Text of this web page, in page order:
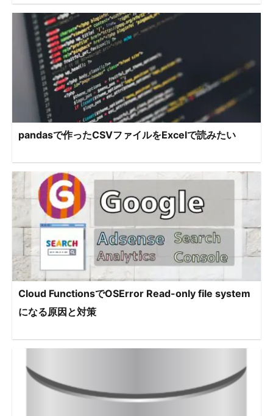
pandasで作ったCSVファイルをExcelで読みたい
Cloud FunctionsでOSError Read-only file system
になる原因と対策